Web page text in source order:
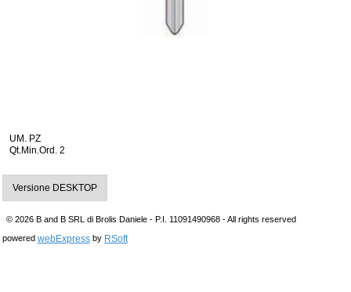
UM. PZ
Qt.Min.Ord. 2
Versione DESKTOP
© 2026 B and B SRL di Brolis Daniele - P.I. 11091490968 - All rights reserved
powered webExpress by RSoft